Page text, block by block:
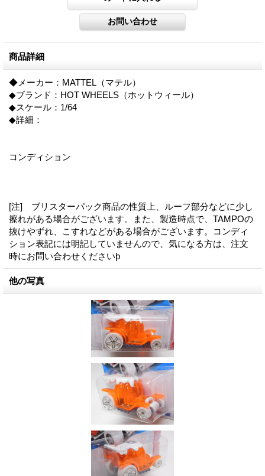
商品詳細
◆メーカー：MATTEL（マテル）
◆ブランド：HOT WHEELS（ホットウィール）
◆スケール：1/64
◆詳細：
コンディション
[注] ブリスターパック商品の性質上、ルーフ部分などに少し
擦れがある場合がございます。また、製造時点で、TAMPOの
抜けやずれ、こすれなどがある場合がございます。コンディ
ション表記には明記していませんので、気になる方は、注文
時にお問い合わせくださいϸ
他の写真